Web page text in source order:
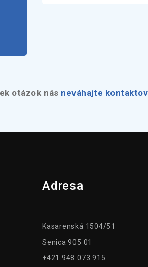
otázok nás neváhajte
Adresa
Kasarenská 1504/51
Senica 905 01
+421 948 073 915